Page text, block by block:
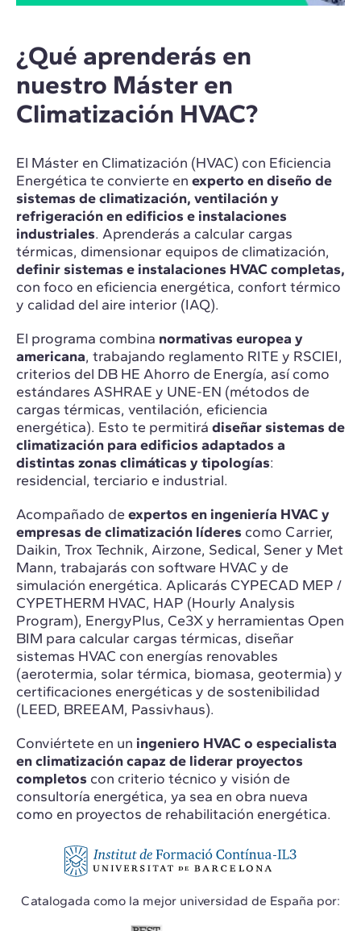
¿Qué aprenderás en
nuestro Máster en
Climatización HVAC?
El Máster en Climatización (HVAC) con Eficiencia
Energética te convierte en experto en diseño de
sistemas de climatización, ventilación y
refrigeración en edificios e instalaciones
industriales. Aprenderás a calcular cargas
térmicas, dimensionar equipos de climatización,
definir sistemas e instalaciones HVAC completas,
con foco en eficiencia energética, confort térmico
y calidad del aire interior (IAQ).
El programa combina normativas europea y
americana, trabajando reglamento RITE y RSCIEI,
criterios del DB HE Ahorro de Energía, así como
estándares ASHRAE y UNE-EN (métodos de
cargas térmicas, ventilación, eficiencia
energética). Esto te permitirá diseñar sistemas de
climatización para edificios adaptados a
distintas zonas climáticas y tipologías:
residencial, terciario e industrial.
Acompañado de expertos en ingeniería HVAC y
empresas de climatización líderes como Carrier,
Daikin, Trox Technik, Airzone, Sedical, Sener y Met
Mann, trabajarás con software HVAC y de
simulación energética. Aplicarás CYPECAD MEP /
CYPETHERM HVAC, HAP (Hourly Analysis
Program), EnergyPlus, Ce3X y herramientas Open
BIM para calcular cargas térmicas, diseñar
sistemas HVAC con energías renovables
(aerotermia, solar térmica, biomasa, geotermia) y
certificaciones energéticas y de sostenibilidad
(LEED, BREEAM, Passivhaus).
Conviértete en un ingeniero HVAC o especialista
en climatizacióncapaz de liderar proyectos
completos con criterio técnico y visión de
consultoría energética, ya sea en obra nueva
como en proyectos de rehabilitación energética.
Catalogada como la mejor universidad de España por: